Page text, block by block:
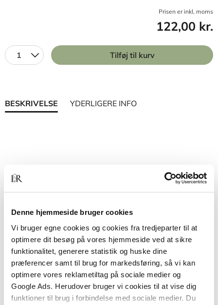
Denne hjemmeside bruger cookies
Vi bruger egne cookies og cookies fra tredjeparter til at
optimere dit besøg på vores hjemmeside ved at sikre
funktionalitet, generere statistik og huske dine
præferencer samt til brug for markedsføring, så vi kan
optimere vores reklametiltag på sociale medier og
Google Ads. Herudover bruger vi cookies til at vise dig
funktioner til brug i forbindelse med sociale medier. Du
Prisen er inkl, moms
122,00 kr.
1 Tilføj til kurv
BESKRIVELSE YDERLIGERE INFO
Andre har også købt